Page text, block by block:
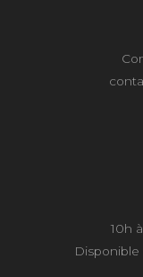
10h